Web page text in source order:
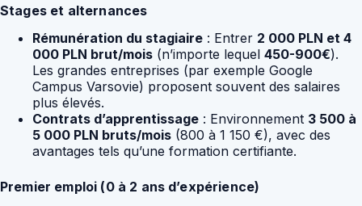
Stages et alternances
Rémunération du stagiaire : Entrer 2 000 PLN et 4
000 PLN brut/mois (n’importe lequel 450-900€).
Les grandes entreprises (par exemple Google
Campus Varsovie) proposent souvent des salaires
plus élevés.
Contrats d’apprentissage : Environnement 3 500 à
5 000 PLN bruts/mois (800 à 1 150 €), avec des
avantages tels qu’une formation certifiante.
Premier emploi (0 à 2 ans d’expérience)